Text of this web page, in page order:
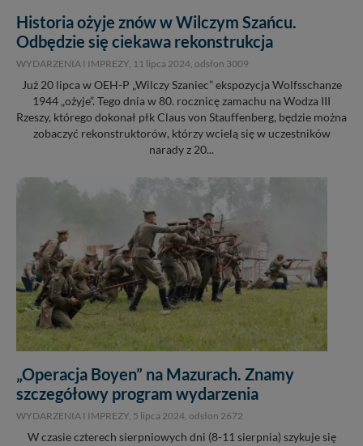
Historia ożyje znów w Wilczym Szańcu.
Odbędzie się ciekawa rekonstrukcja
WYDARZENIA I IMPREZY, 11 lipca 2024 , odsłon 3009
Już 20 lipca w OEH-P „Wilczy Szaniec” ekspozycja Wolfsschanze
1944 „ożyje”. Tego dnia w 80. rocznicę zamachu na Wodza III
Rzeszy, którego dokonał płk Claus von Stauffenberg, będzie można
zobaczyć rekonstruktorów, którzy wcielą się w uczestników
narady z 20...
„Operacja Boyen” na Mazurach. Znamy
szczegółowy program wydarzenia
WYDARZENIA I IMPREZY, 5 lipca 2024, odsłon 2672
W czasie czterech sierpniowych dni (8-11 sierpnia) szykuje się
itp). Więcej informacji o zasadach i funkcjonalności
serwisu wRegulaminie Serwisu.
Administratorem Twoich danych jest: Agencja
Wiejska 17, 11-500 Giżycko. Możesz z nami
skontaktować się za pośrednictwem tejstrony.
W każdej chwili możesz: zażądać dostępu do swoich
danych, zażądać ich poprawienia lub usunięcia,
zawsze jest możliwe techniczne zrealizowanie Twoich
praw w odniesieniu do informacji zawartych w plikach
cookies. Twoja przeglądarka umożliwia Ci skasowanie
tych plików - w pewnych przypadkach nie możemy tego
zrobić za Ciebie.
Dziękujemy, i życzmy miłego odkrywania Mazur na
nowo...